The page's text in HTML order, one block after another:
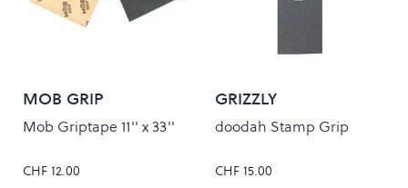
MOB GRIP
Mob Griptape 11'' x 33''
CHF 12.00
GRIZZLY
doodah Stamp Grip
CHF 15.00